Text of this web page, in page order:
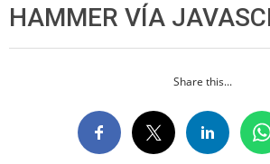
HAMMER VÍA
Share this...